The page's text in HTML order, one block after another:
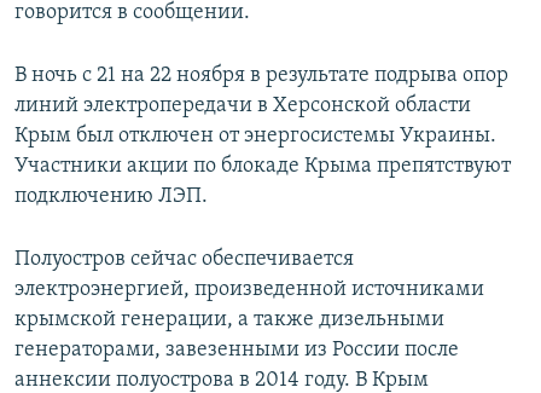
говорится в сообщении.
В ночь с 21 на 22 ноября в результате подрыва опор
линий электропередачи в Херсонской области
Крым был отключен от энергосистемы Украины.
Участники акции по блокаде Крыма препятствуют
подключению ЛЭП.
Полуостров сейчас обеспечивается
электроэнергией, произведенной источниками
крымской генерации, а также дизельными
генераторами, завезенными из России после
аннексии полуострова в 2014 году. В Крым